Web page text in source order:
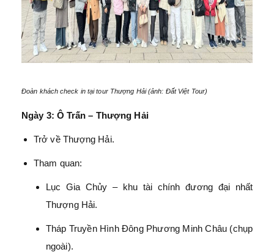
Đoàn khách check in tại tour Thượng Hải (ảnh: Đất Việt Tour)
Ngày 3: Ô Trấn – Thượng Hải
Trở về Thượng Hải.
Tham quan:
Lục Gia Chủy – khu tài chính đương đại nhất
Thượng Hải.
Tháp Truyền Hình Đông Phương Minh Châu (chụp
ngoài).